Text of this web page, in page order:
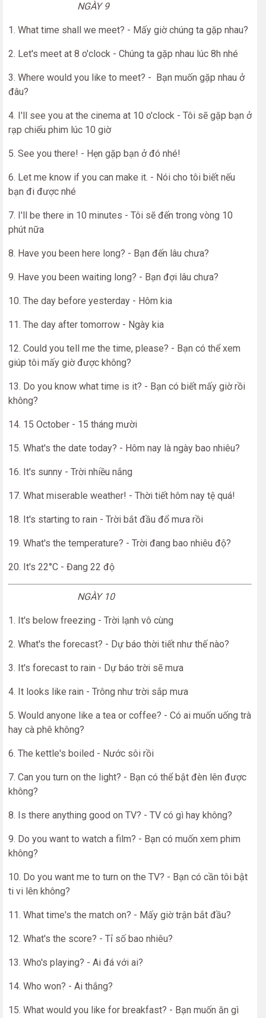
NGÀY 9
1. What time shall we meet? - Mấy giờ chúng ta gặp nhau?
2. Let's meet at 8 o'clock - Chúng ta gặp nhau lúc 8h nhé
3. Where would you like to meet? - Bạn muốn gặp nhau ở
đâu?
4. I'll see you at the cinema at 10 o'clock - Tôi sẽ gặp bạn ở
rạp chiếu phim lúc 10 giờ
5. See you there! - Hẹn gặp bạn ở đó nhé!
6. Let me know if you can make it. - Nói cho tôi biết nếu
bạn đi được nhé
7. I'll be there in 10 minutes - Tôi sẽ đến trong vòng 10
phút nữa
8. Have you been here long? - Bạn đến lâu chưa?
9. Have you been waiting long? - Bạn đợi lâu chưa?
10. The day before yesterday - Hôm kia
11. The day after tomorrow - Ngày kia
12. Could you tell me the time, please? - Bạn có thể xem
giúp tôi mấy giờ được không?
13. Do you know what time is it? - Bạn có biết mấy giờ rồi
không?
14. 15 October - 15 tháng mười
15. What's the date today? - Hôm nay là ngày bao nhiêu?
16. It's sunny - Trời nhiều nắng
17. What miserable weather! - Thời tiết hôm nay tệ quá!
18. It's starting to rain - Trời bắt đầu đổ mưa rồi
19. What's the temperature? - Trời đang bao nhiêu độ?
20. It's 22°C - Đang 22 độ
NGÀY 10
1. It's below freezing - Trời lạnh vô cùng
2. What's the forecast? - Dự báo thời tiết như thế nào?
3. It's forecast to rain - Dự báo trời sẽ mưa
4. It looks like rain - Trông như trời sắp mưa
5. Would anyone like a tea or coffee? - Có ai muốn uống trà
hay cà phê không?
6. The kettle's boiled - Nước sôi rồi
7. Can you turn on the light? - Bạn có thể bật đèn lên được
không?
8. Is there anything good on TV? - TV có gì hay không?
9. Do you want to watch a film? - Bạn có muốn xem phim
không?
10. Do you want me to turn on the TV? - Bạn có cần tôi bật
ti vi lên không?
11. What time's the match on? - Mấy giờ trận bắt đầu?
12. What's the score? - Tỉ số bao nhiêu?
13. Who's playing? - Ai đá với ai?
14. Who won? - Ai thắng?
15. What would you like for breakfast? - Bạn muốn ăn gì